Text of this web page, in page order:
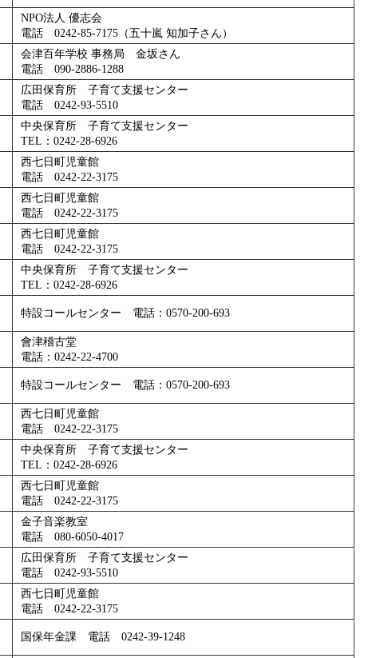
NPO法人 優志会
電話 0242-85-7175（五十嵐 知加子さん）
会津百年学校 事務局 金坂さん
電話 090-2886-1288
広田保育所 子育て支援センター
電話 0242-93-5510
中央保育所 子育て支援センター
TEL：0242-28-6926
西七日町児童館
電話 0242-22-3175
西七日町児童館
電話 0242-22-3175
西七日町児童館
電話 0242-22-3175
中央保育所 子育て支援センター
TEL：0242-28-6926
特設コールセンター 電話：0570-200-693
會津稽古堂
電話：0242-22-4700
特設コールセンター 電話：0570-200-693
西七日町児童館
電話 0242-22-3175
中央保育所 子育て支援センター
TEL：0242-28-6926
西七日町児童館
電話 0242-22-3175
金子音楽教室
電話 080-6050-4017
広田保育所 子育て支援センター
電話 0242-93-5510
西七日町児童館
電話 0242-22-3175
国保年金課 電話 0242-39-1248